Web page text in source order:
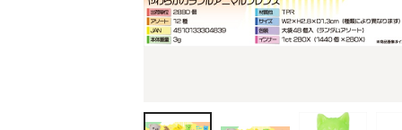
衛生用品特集
カタログギフト